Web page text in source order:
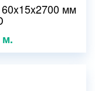
60x15x2700 мм
м.